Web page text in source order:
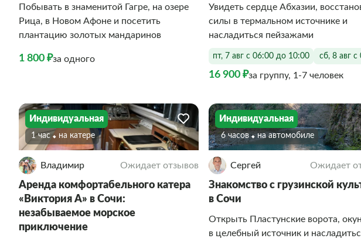
Побывать в знаменитой Гагре, на озере
Рица, в Новом Афоне и посетить
плантацию золотых мандаринов
1 800 ₽за одного
Увидеть сердце Абхазии,
силы в термальном источнике и
насладиться пейзажами
пт, 7 авг с 06:00 до 10:00 сб, 8 авг
16 900 ₽за группу, 1-7 человек
Индивидуальная
1 час На катере
Владимир Ожидает отзывов
Аренда комфортабельного катера
«Виктория А» в Сочи:
незабываемое морское
приключение
Индивидуальная
6 часов На автомобиле
Сергей Ожидает
Знакомство с грузинской
в Сочи
Открыть Пластунские ворота,
в целебный источник и